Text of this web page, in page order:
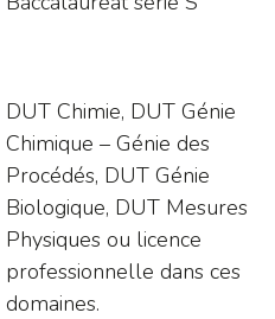
DUT Chimie, DUT Génie
Chimique – Génie des
Procédés, DUT Génie
Biologique, DUT Mesures
Physiques ou licence
professionnelle dans ces
domaines.